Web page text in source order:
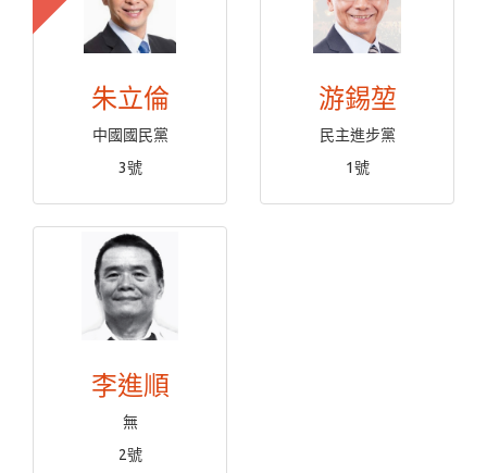
朱立倫
中國國民黨
3號
游錫堃
民主進步黨
1號
李進順
無
2號